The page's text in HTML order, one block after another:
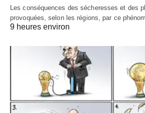
Les conséquences des sécheresses et des
provoquées, selon les régions, par ce
9 heures environ